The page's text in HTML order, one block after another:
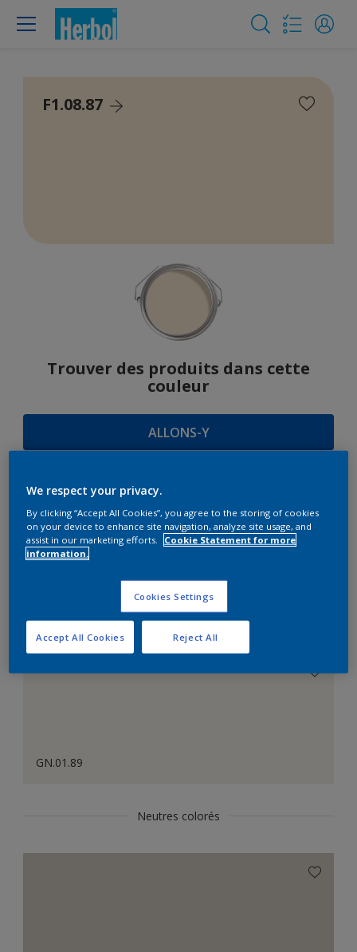
F1.08.87
Trouver des produits dans cette
couleur
ALLONS-Y
SUGGESTIONS
D'HARMONIES
Le Blanc Parfait
GN.01.89
Neutres colorés
We respect your privacy.
By clicking “Accept All Cookies”, you agree to the storing of cookies
on your device to enhance site navigation, analyze site usage, and
assist in our marketing efforts.
Cookie Statement for more
information.
Cookies Settings
Reject All
Accept All Cookies